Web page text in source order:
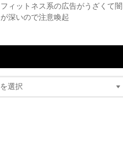
フィットネス系の広告がうざくて闇
が深いので注意喚起